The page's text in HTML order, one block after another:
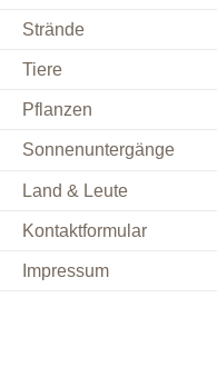
Strände
Tiere
Pflanzen
Sonnenuntergänge
Land & Leute
Kontaktformular
Impressum